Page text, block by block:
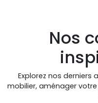
Nos
Explorez nos derniers
mobilier, aménager